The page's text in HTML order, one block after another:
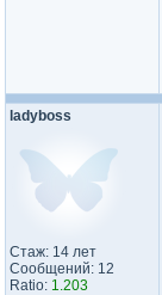
ladyboss
Стаж: 14 лет
Сообщений: 12
Ratio: 1.203